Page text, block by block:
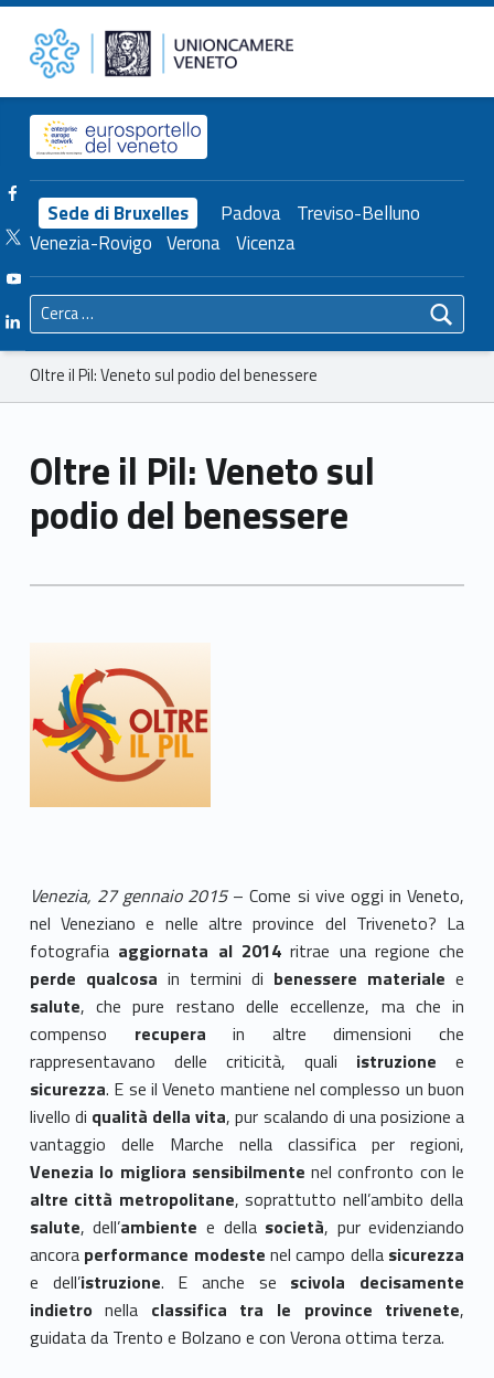
Oltre il Pil: Veneto sul podio del benessere – Unioncamere del Veneto Unioncamere del Veneto
Header info sidebar
Sede di Bruxelles Padova Treviso-Belluno
Venezia-Rovigo Verona Vicenza
Facebook Unioncamere Veneto
Twitter Unioncamere Veneto
Youtube Unioncamere Veneto
Linkedin Unioncamere Veneto
Ricerca per:
Breadcrumbs navigation
Oltre il Pil: Veneto sul podio del benessere
Oltre il Pil: Veneto sul
podio del benessere
Venezia, 27 gennaio 2015– Come si vive oggi in Veneto,
nel Veneziano e nelle altre province del Triveneto? La
fotografia aggiornata al 2014ritrae una regione che
perde qualcosa in termini di benessere materiale e
salute, che pure restano delle eccellenze, ma che in
compenso recuperain altre dimensioni che
rappresentavano delle criticità, quali istruzione e
sicurezza. E se il Veneto mantiene nel complesso un buon
livello di qualità della vita, pur scalando di una posizione a
vantaggio delle Marche nella classifica per regioni,
Venezia lo migliora sensibilmentenel confronto con le
altre città metropolitane, soprattutto nell’ambito della
salute, dell’ambiente e della società, pur evidenziando
ancora performance modeste nel campo della sicurezza
e dell’istruzione. E anche se scivola decisamente
indietronella classifica tra le province trivenete,
guidata da Trento e Bolzano e con Verona ottima terza.